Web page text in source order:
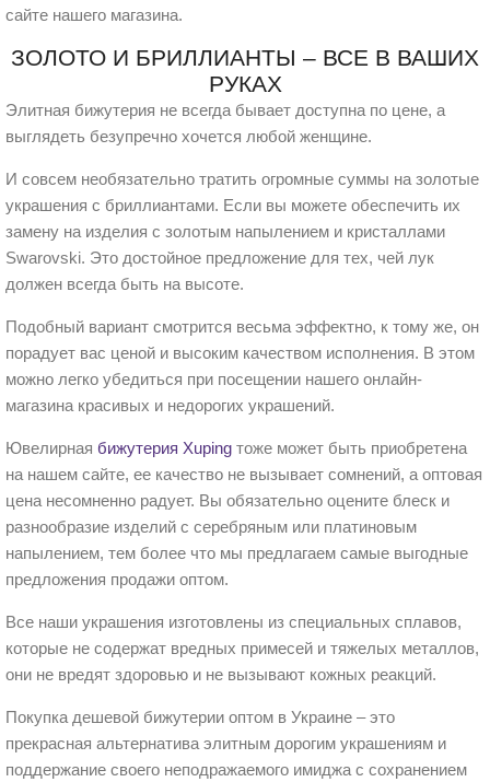
сайте нашего магазина.
ЗОЛОТО И БРИЛЛИАНТЫ – ВСЕ В ВАШИХ
РУКАХ
Элитная бижутерия не всегда бывает доступна по цене, а
выглядеть безупречно хочется любой женщине.
И совсем необязательно тратить огромные суммы на золотые
украшения с бриллиантами. Если вы можете обеспечить их
замену на изделия с золотым напылением и кристаллами
Swarovski. Это достойное предложение для тех, чей лук
должен всегда быть на высоте.
Подобный вариант смотрится весьма эффектно, к тому же, он
порадует вас ценой и высоким качеством исполнения. В этом
можно легко убедиться при посещении нашего онлайн-
магазина красивых и недорогих украшений.
Ювелирная бижутерия Xuping тоже может быть приобретена
на нашем сайте, ее качество не вызывает сомнений, а оптовая
цена несомненно радует. Вы обязательно оцените блеск и
разнообразие изделий с серебряным или платиновым
напылением, тем более что мы предлагаем самые выгодные
предложения продажи оптом.
Все наши украшения изготовлены из специальных сплавов,
которые не содержат вредных примесей и тяжелых металлов,
они не вредят здоровью и не вызывают кожных реакций.
Покупка дешевой бижутерии оптом в Украине – это
прекрасная альтернатива элитным дорогим украшениям и
поддержание своего неподражаемого имиджа с сохранением